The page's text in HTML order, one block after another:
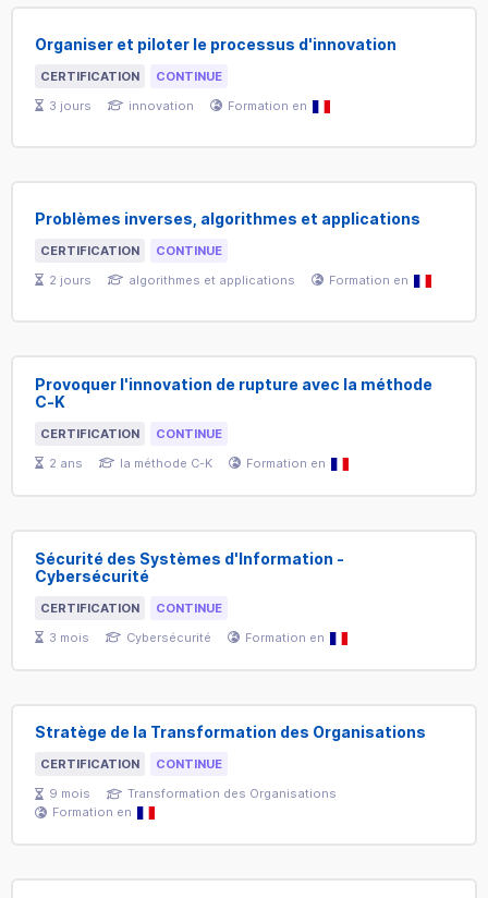
Organiser et piloter le processus d'innovation
CERTIFICATION
CONTINUE
3 jours innovation Formation en
Problèmes inverses, algorithmes et applications
CERTIFICATION
CONTINUE
2 jours algorithmes et applications Formation en
Provoquer l'innovation de rupture avec la méthode
C-K
CERTIFICATION
CONTINUE
2 ans la méthode C-K Formation en
Sécurité des Systèmes d'Information -
Cybersécurité
CERTIFICATION
CONTINUE
3 mois Cybersécurité Formation en
Stratège de la Transformation des Organisations
CERTIFICATION
CONTINUE
9 mois
Transformation des Organisations
Formation en